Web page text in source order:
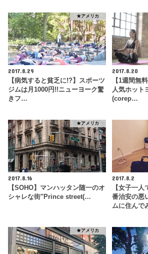
★アメリカ
2017.8.29
【病気すると貧乏に!?】スポーツ
ジムは月1000円!!ニューヨーク驚
きフ…
2017.8.20
【1週間無
人気ホット
(corep…
★アメリカ
2017.8.16
【SOHO】マンハッタン随一のオ
シャレな街"Prince street(…
2017.8.2
【女子一
番治安の悪
ムに住んで
★アメリカ